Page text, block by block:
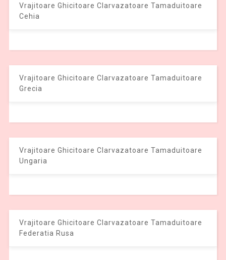
Vrajitoare Ghicitoare Clarvazatoare Tamaduitoare
Cehia
Vrajitoare Ghicitoare Clarvazatoare Tamaduitoare
Grecia
Vrajitoare Ghicitoare Clarvazatoare Tamaduitoare
Ungaria
Vrajitoare Ghicitoare Clarvazatoare Tamaduitoare
Federatia Rusa